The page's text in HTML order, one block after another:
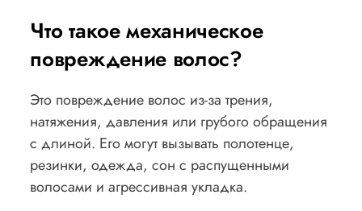
Что такое механическое
повреждение волос?
Это повреждение волос из-за трения,
натяжения, давления или грубого обращения
с длиной. Его могут вызывать полотенце,
резинки, одежда, сон с распущенными
волосами и агрессивная укладка.